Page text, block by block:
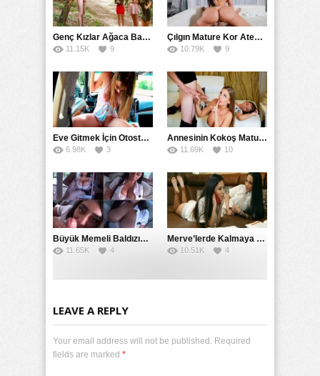
Genç Kızlar Ağaca Bağlayarak Tecavüz Etmek İstediler
11.15K 9
Çılgın Mature Kor Ateşiyle Misafirini Yakıp Eritti
10.79K 9
Eve Gitmek İçin Otostop Çeken Üniversiteli Bedelini Ödedi
6.98K 3
Annesinin Kokoş Mature Arkadaşı Tarafından Saksoya Uğradı
11.69K 10
Büyük Memeli Baldızının Takipçilerinin Çoğalması İçin Yardım Etti
11.65K 4
Merve’lerde Kalmaya Gelen Liseli Kız Fanteziyi Dibine Verdirdi
10.51K 4
LEAVE A REPLY
Your email address will not be published. Required
fields are marked *